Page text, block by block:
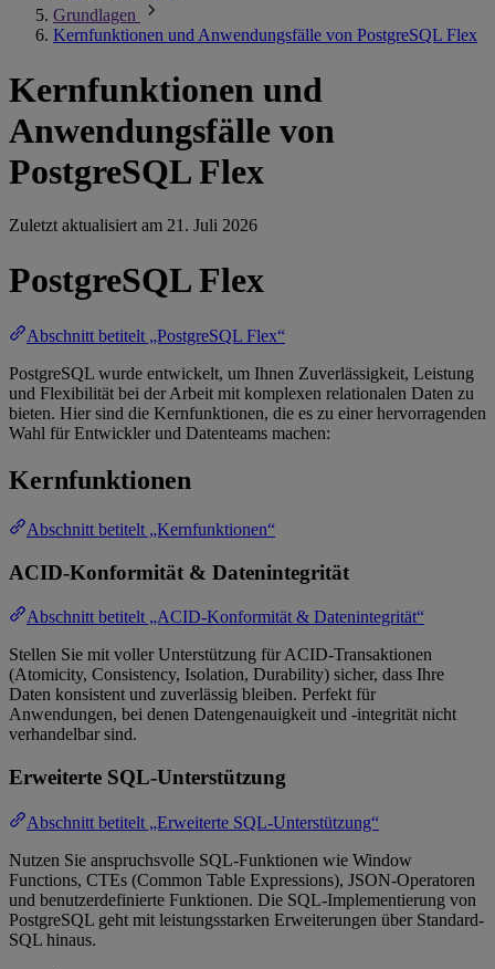
Grundlagen
Kernfunktionen und Anwendungsfälle von PostgreSQL Flex
Kernfunktionen und
Anwendungsfälle von
PostgreSQL Flex
Zuletzt aktualisiert am 21. Juli 2026
PostgreSQL Flex
Abschnitt betitelt „PostgreSQL Flex“
PostgreSQL wurde entwickelt, um Ihnen Zuverlässigkeit, Leistung
und Flexibilität bei der Arbeit mit komplexen relationalen Daten zu
bieten. Hier sind die Kernfunktionen, die es zu einer hervorragenden
Wahl für Entwickler und Datenteams machen:
Kernfunktionen
Abschnitt betitelt „Kernfunktionen“
ACID-Konformität & Datenintegrität
Abschnitt betitelt „ACID-Konformität & Datenintegrität“
Stellen Sie mit voller Unterstützung für ACID-Transaktionen
(Atomicity, Consistency, Isolation, Durability) sicher, dass Ihre
Daten konsistent und zuverlässig bleiben. Perfekt für
Anwendungen, bei denen Datengenauigkeit und -integrität nicht
verhandelbar sind.
Erweiterte SQL-Unterstützung
Abschnitt betitelt „Erweiterte SQL-Unterstützung“
Nutzen Sie anspruchsvolle SQL-Funktionen wie Window
Functions, CTEs (Common Table Expressions), JSON-Operatoren
und benutzerdefinierte Funktionen. Die SQL-Implementierung von
PostgreSQL geht mit leistungsstarken Erweiterungen über Standard-
SQL hinaus.